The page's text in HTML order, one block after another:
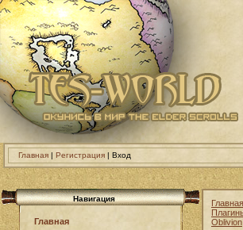
Главная| Регистрация| Вход
Навигация
Главная
Главная
Oblivion